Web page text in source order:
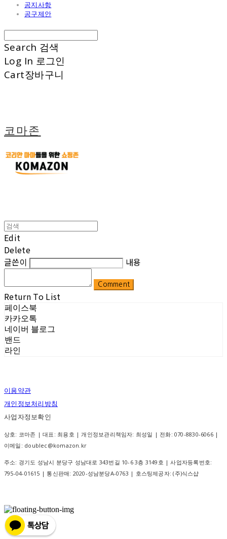
공지사항
공구제안
Search 검색
Log In 로그인
Cart장바구니
코마존
Edit
Delete
글쓴이
내용
Comment
Return To List
페이스북
카카오톡
네이버 블로그
밴드
라인
이용약관
개인정보처리방침
사업자정보확인
상호: 코마존 | 대표: 최용호 | 개인정보관리책임자: 최성일 | 전화: 070-8830-6066 |
이메일: doublec@komazon.kr
주소: 경기도 성남시 분당구 성남대로 343번길 10-6 3층 3149호 | 사업자등록번호:
795-04-01615 | 통신판매: 2020-성남분당A-0763 | 호스팅제공자: (주)식스샵